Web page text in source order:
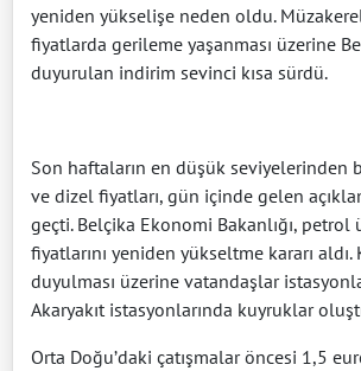
yeniden yükselişe neden oldu.
fiyatlarda gerileme yaşanması üzerine
duyurulan indirim sevinci kısa sürdü.
Son haftaların en düşük seviyelerinden
ve dizel fiyatları, gün içinde gelen
geçti. Belçika Ekonomi Bakanlığı,
fiyatlarını yeniden yükseltme kararı aldı.
duyulması üzerine vatandaşlar
Akaryakıt istasyonlarında kuyruklar
Orta Doğu’daki çatışmalar öncesi 1,5